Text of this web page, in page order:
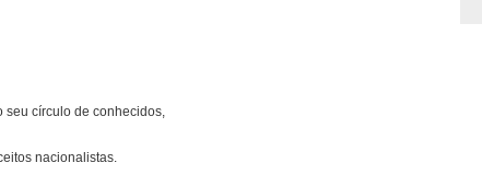
seu círculo de conhecidos,
nacionalistas.